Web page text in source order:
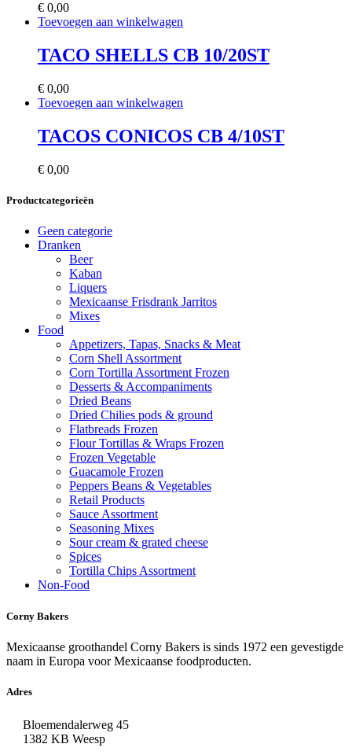
€ 0,00
Toevoegen aan winkelwagen
TACO SHELLS CB 10/20ST
€ 0,00
Toevoegen aan winkelwagen
TACOS CONICOS CB 4/10ST
€ 0,00
Productcategorieën
Geen categorie
Dranken
Beer
Kaban
Liquers
Mexicaanse Frisdrank Jarritos
Mixes
Food
Appetizers, Tapas, Snacks & Meat
Corn Shell Assortment
Corn Tortilla Assortment Frozen
Desserts & Accompaniments
Dried Beans
Dried Chilies pods & ground
Flatbreads Frozen
Flour Tortillas & Wraps Frozen
Frozen Vegetable
Guacamole Frozen
Peppers Beans & Vegetables
Retail Products
Sauce Assortment
Seasoning Mixes
Sour cream & grated cheese
Spices
Tortilla Chips Assortment
Non-Food
Corny Bakers
Mexicaanse groothandel Corny Bakers is sinds 1972 een gevestigde
naam in Europa voor Mexicaanse foodproducten.
Adres
Bloemendalerweg 45
1382 KB Weesp